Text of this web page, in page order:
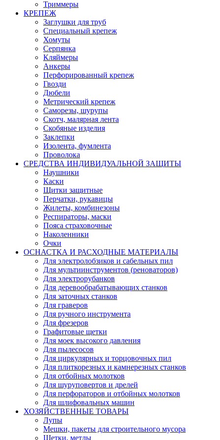
Триммеры
КРЕПЕЖ
Заглушки для труб
Специальный крепеж
Хомуты
Серпянка
Кляймеры
Анкеры
Перфорированный крепеж
Гвозди
Дюбели
Метрический крепеж
Саморезы, шурупы
Скотч, малярная лента
Скобяные изделия
Заклепки
Изолента, фумлента
Проволока
СРЕДСТВА ИНДИВИДУАЛЬНОЙ ЗАЩИТЫ
Наушники
Каски
Щитки защитные
Перчатки, рукавицы
Жилеты, комбинезоны
Респираторы, маски
Пояса страховочные
Наколенники
Очки
ОСНАСТКА И РАСХОДНЫЕ МАТЕРИАЛЫ
Для электролобзиков и сабельных пил
Для мультиинструментов (реноваторов)
Для электрорубанков
Для деревообрабатывающих станков
Для заточных станков
Для граверов
Для ручного инструмента
Для фрезеров
Графитовые щетки
Для моек высокого давления
Для пылесосов
Для циркулярных и торцовочных пил
Для плиткорезных и камнерезных станков
Для отбойных молотков
Для шуруповертов и дрелей
Для перфораторов и отбойных молотков
Для шлифовальных машин
ХОЗЯЙСТВЕННЫЕ ТОВАРЫ
Лупы
Мешки, пакеты для строительного мусора
Щетки, метлы